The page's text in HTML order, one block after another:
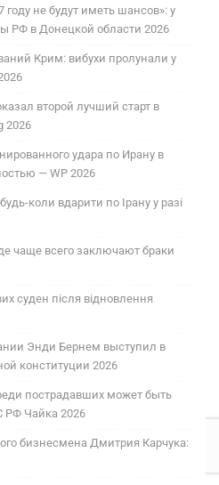
не будут иметь шансов»: у
РФ в Донецкой области 2026
Крим: вибухи пролунали у
второй лучший старт в
2026
удара по Ирану в
— WP 2026
коли вдарити по Ірану у разі
чаще всего заключают браки
суден після відновлення
Энди Бернем выступил в
конституции 2026
пострадавших может быть
РФ Чайка 2026
бизнесмена Дмитрия Карчука: